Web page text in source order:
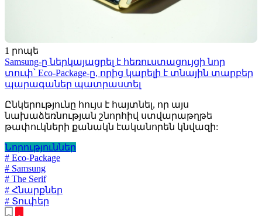
1 րոպե
Samsung-ը ներկայացրել է հեռուստացույցի նոր
տուփ՝ Eco-Package-ը, որից կարելի է տնային տարբեր
պարագաներ պատրաստել
Ընկերությունը հույս է հայտնել, որ այս
նախաձեռնության շնորհիվ ստվարաթղթե
թափուկների քանակն էականորեն կնվազի:
Նորություններ
# Eco-Package
# Samsung
# The Serif
# Հնարքներ
# Տուփեր